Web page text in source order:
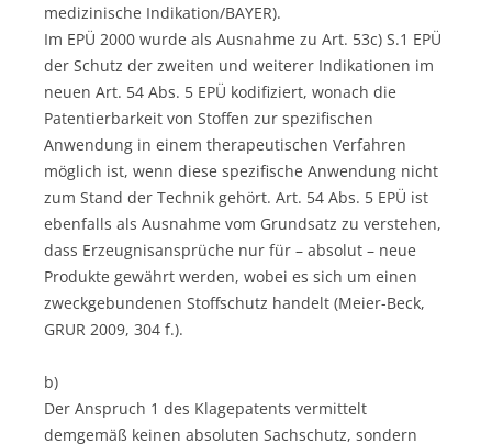
medizinische Indikation/BAYER).
Im EPÜ 2000 wurde als Ausnahme zu Art. 53c) S.1 EPÜ
der Schutz der zweiten und weiterer Indikationen im
neuen Art. 54 Abs. 5 EPÜ kodifiziert, wonach die
Patentierbarkeit von Stoffen zur spezifischen
Anwendung in einem therapeutischen Verfahren
möglich ist, wenn diese spezifische Anwendung nicht
zum Stand der Technik gehört. Art. 54 Abs. 5 EPÜ ist
ebenfalls als Ausnahme vom Grundsatz zu verstehen,
dass Erzeugnisansprüche nur für – absolut – neue
Produkte gewährt werden, wobei es sich um einen
zweckgebundenen Stoffschutz handelt (Meier-Beck,
GRUR 2009, 304 f.).
b)
Der Anspruch 1 des Klagepatents vermittelt
demgemäß keinen absoluten Sachschutz, sondern